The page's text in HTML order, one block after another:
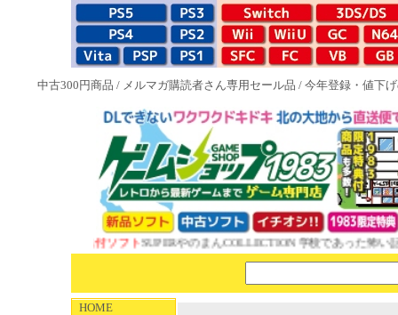
中古300円商品 / メルマガ購読者さん専用セール品 / 今年登録・値下
1983特典付ソフトSUPERやのまんCOLLECTION 学校であった怖い話と
HOME